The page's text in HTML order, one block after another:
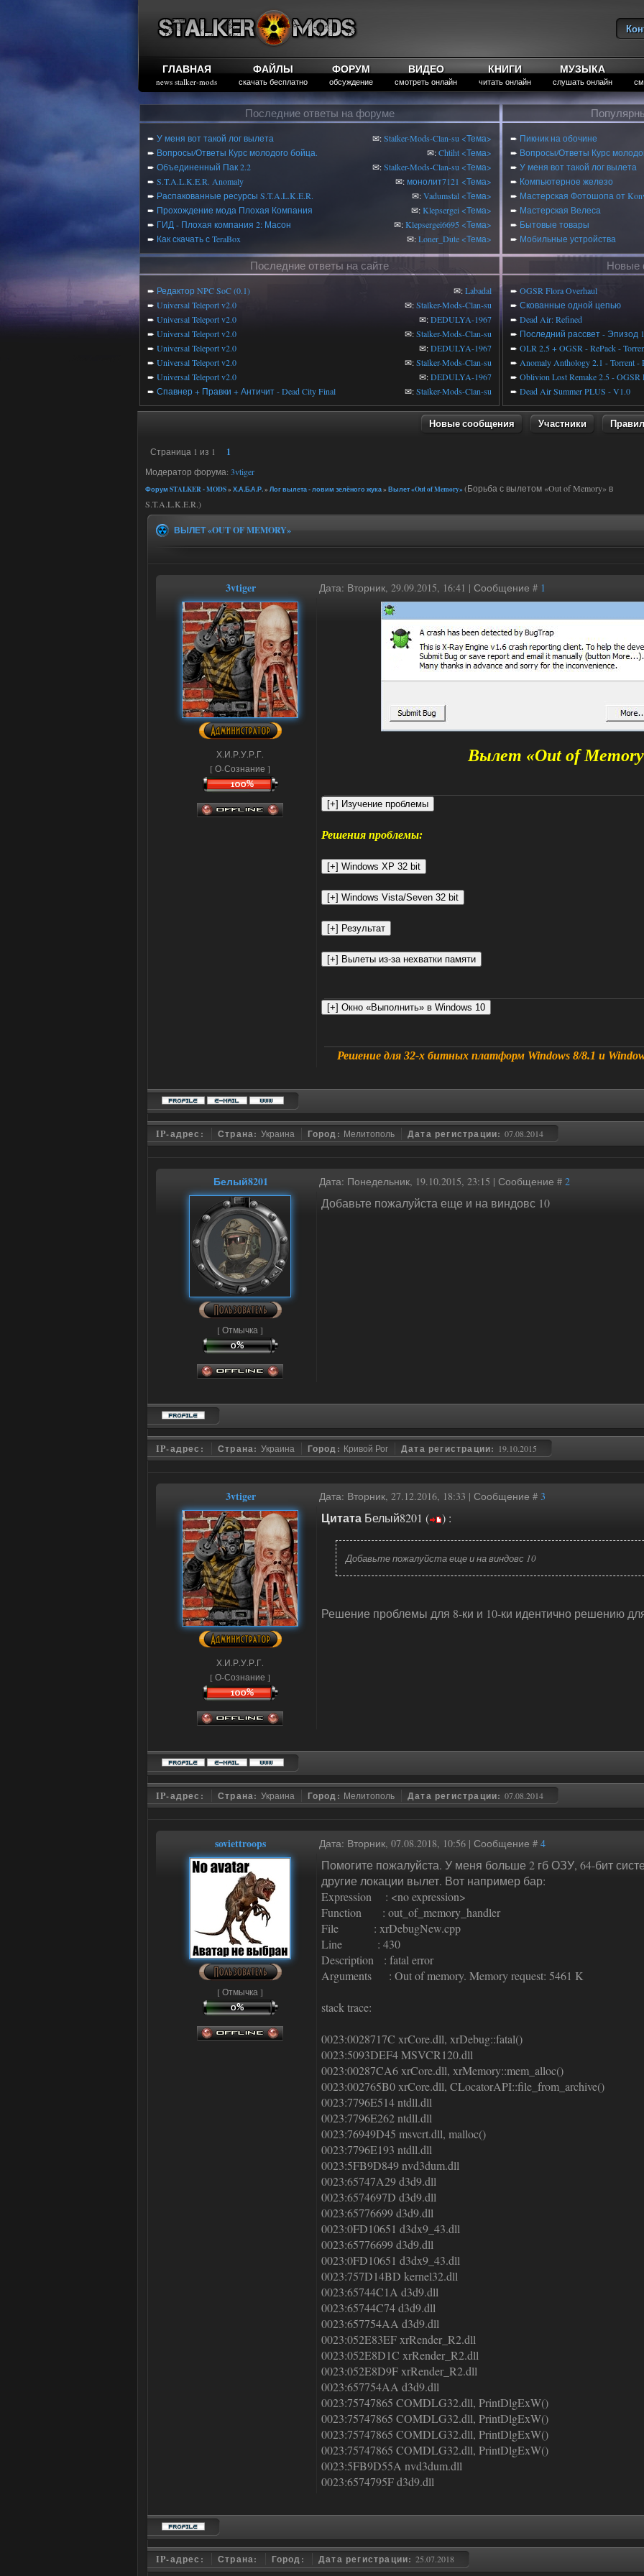
ГЛАВНАЯ
news stalker-mods
ФАЙЛЫ
скачать бесплатно
ФОРУМ
обсуждение
ВИДЕО
смотреть онлайн
КНИГИ
читать онлайн
МУЗЫКА
слушать онлайн
Последние ответы на форуме
➨ У меня вот такой лог вылета ✉:Stalker-Mods-Clan-su <Тема>
➨ Вопросы/Ответы Курс молодого бойца. ✉:Chtiht <Тема>
➨ Объединенный Пак 2.2 ✉:Stalker-Mods-Clan-su <Тема>
➨ S.T.A.L.K.E.R. Anomaly ✉:монолит7121 <Тема>
➨ Распакованные ресурсы S.T.A.L.K.E.R. ✉:Vadumstal <Тема>
➨ Прохождение мода Плохая Компания ✉:Klepsergei <Тема>
➨ ГИД - Плохая компания 2: Масон ✉:Klepsergei6695 <Тема>
➨ Как скачать с TeraBox ✉:Loner_Dute <Тема>
➨ Пикник на обочине
➨ Вопросы/Ответы Курс
➨ У меня вот такой лог вылета
➨ Компьютерное железо
➨ Мастерская Фотошопа от
➨ Мастерская Велеса
➨ Бытовые товары
➨ Мобильные устройства
Последние ответы на сайте
➨ Редактор NPC SoC (0.1) ✉:Labadal
➨ Universal Teleport v2.0 ✉:Stalker-Mods-Clan-su
➨ Universal Teleport v2.0 ✉:DEDULYA-1967
➨ Universal Teleport v2.0 ✉:Stalker-Mods-Clan-su
➨ Universal Teleport v2.0 ✉:DEDULYA-1967
➨ Universal Teleport v2.0 ✉:Stalker-Mods-Clan-su
➨ Universal Teleport v2.0 ✉:DEDULYA-1967
➨ Спавнер + Правки + Античит - Dead City Final ✉:Stalker-Mods-Clan-su
Новые
➨ OGSR Flora Overhaul
➨ Скованные одной цепью
➨ Dead Air: Refined
➨ Последний рассвет - Эпизод 1
➨ OLR 2.5 + OGSR - RePack -
➨ Anomaly Anthology 2.1 - Torrent -
➨ Oblivion Lost Remake 2.5 - OGSR
➨ Dead Air Summer PLUS - V1.0
Новые сообщения Участники
Страница 1 из 1 1
Модератор форума: 3vtiger
Форум STALKER - MODS» Х.А.Б.А.Р.» Лог вылета - ловим зелёного жука» Вылет «Out of Memory» (Борьба с вылетом «Out of Memory» в
S.T.A.L.K.E.R.)
ВЫЛЕТ «OUT OF MEMORY»
3vtiger Дата: Вторник, 29.09.2015, 16:41 | Сообщение # 1
Х.И.Р.У.Р.Г.
[ О-Сознание ]
Вылет «Out of
Решения проблемы:
Решение для 32-х битных платформ Windows 8/8.1 и
IP-адрес: Страна: Украина Город: Мелитополь Дата регистрации: 07.08.2014
Белый8201 Дата: Понедельник, 19.10.2015, 23:15 | Сообщение # 2
[ Отмычка ]
Добавьте пожалуйста еще и на виндовс 10
IP-адрес: Страна: Украина Город: Кривой Рог Дата регистрации: 19.10.2015
3vtiger Дата: Вторник, 27.12.2016, 18:33 | Сообщение # 3
Х.И.Р.У.Р.Г.
[ О-Сознание ]
Цитата Белый8201 ( ) :
Добавьте пожалуйста еще и на виндовс 10
Решение проблемы для 8-ки и 10-ки идентично решению
IP-адрес: Страна: Украина Город: Мелитополь Дата регистрации: 07.08.2014
soviettroops Дата: Вторник, 07.08.2018, 10:56 | Сообщение # 4
[ Отмычка ]
Помогите пожалуйста. У меня больше 2 гб ОЗУ, 64-бит
другие локации вылет. Вот например бар:
Expression : <no expression>
Function : out_of_memory_handler
File : xrDebugNew.cpp
Line : 430
Description : fatal error
Arguments : Out of memory. Memory request: 5461 K
stack trace:
0023:0028717C xrCore.dll, xrDebug::fatal()
0023:5093DEF4 MSVCR120.dll
0023:00287CA6 xrCore.dll, xrMemory::mem_alloc()
0023:002765B0 xrCore.dll, CLocatorAPI::file_from_archive()
0023:7796E514 ntdll.dll
0023:7796E262 ntdll.dll
0023:76949D45 msvcrt.dll, malloc()
0023:7796E193 ntdll.dll
0023:5FB9D849 nvd3dum.dll
0023:65747A29 d3d9.dll
0023:6574697D d3d9.dll
0023:65776699 d3d9.dll
0023:0FD10651 d3dx9_43.dll
0023:65776699 d3d9.dll
0023:0FD10651 d3dx9_43.dll
0023:757D14BD kernel32.dll
0023:65744C1A d3d9.dll
0023:65744C74 d3d9.dll
0023:657754AA d3d9.dll
0023:052E83EF xrRender_R2.dll
0023:052E8D1C xrRender_R2.dll
0023:052E8D9F xrRender_R2.dll
0023:657754AA d3d9.dll
0023:75747865 COMDLG32.dll, PrintDlgExW()
0023:75747865 COMDLG32.dll, PrintDlgExW()
0023:75747865 COMDLG32.dll, PrintDlgExW()
0023:75747865 COMDLG32.dll, PrintDlgExW()
0023:5FB9D55A nvd3dum.dll
0023:6574795F d3d9.dll
IP-адрес: Страна: Город: Дата регистрации: 25.07.2018